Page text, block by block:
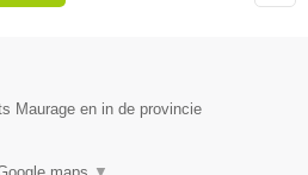
Maurage en in de provincie